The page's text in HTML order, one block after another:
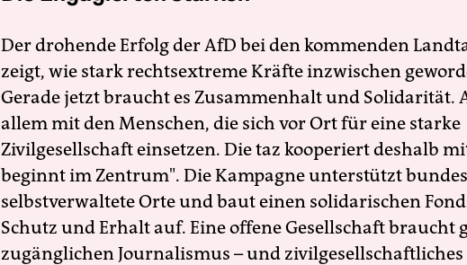
Der drohende Erfolg der AfD bei den kommenden
zeigt, wie stark rechtsextreme Kräfte inzwischen
Gerade jetzt braucht es Zusammenhalt und Solidarität.
allem mit den Menschen, die sich vor Ort für eine starke
Zivilgesellschaft einsetzen. Die taz kooperiert deshalb
beginnt im Zentrum". Die Kampagne unterstützt
selbstverwaltete Orte und baut einen solidarischen
Schutz und Erhalt auf. Eine offene Gesellschaft braucht
zugänglichen Journalismus – und zivilgesellschaftliches